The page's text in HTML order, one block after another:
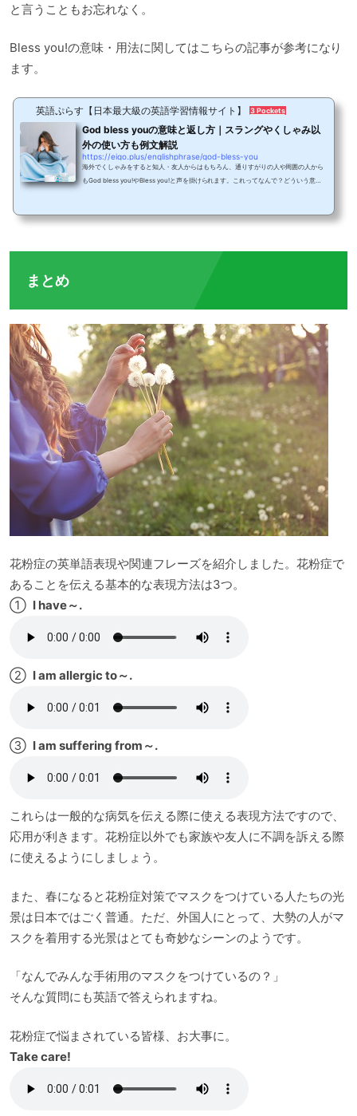
と言うこともお忘れなく。
Bless you!の意味・用法に関してはこちらの記事が参考になり
ます。
英語ぷらす【日本最大級の英語学習情報サイト】 3 Pockets
God bless youの意味と返し方｜スラングやくしゃみ以
外の使い方も例文解説
https://eigo.plus/englishphrase/god-bless-you
海外でくしゃみをすると知人・友人からはもちろん、通りすがりの人や周囲の人から
もGod bless you!やBless you!と声を掛けられます。これってなんで？どういう意味
に対して使うgod bless youと同じ意味なのでしょうか？気にはなっていたけどスル
まとめ
花粉症の英単語表現や関連フレーズを紹介しました。花粉症で
あることを伝える基本的な表現方法は3つ。
① I have～.
② I am allergic to～.
③ I am suffering from～.
これらは一般的な病気を伝える際に使える表現方法ですので、
応用が利きます。花粉症以外でも家族や友人に不調を訴える際
に使えるようにしましょう。
また、春になると花粉症対策でマスクをつけている人たちの光
景は日本ではごく普通。ただ、外国人にとって、大勢の人がマ
スクを着用する光景はとても奇妙なシーンのようです。
「なんでみんな手術用のマスクをつけているの？」
そんな質問にも英語で答えられますね。
花粉症で悩まされている皆様、お大事に。
Take care!